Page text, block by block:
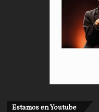
Estamos en Youtube